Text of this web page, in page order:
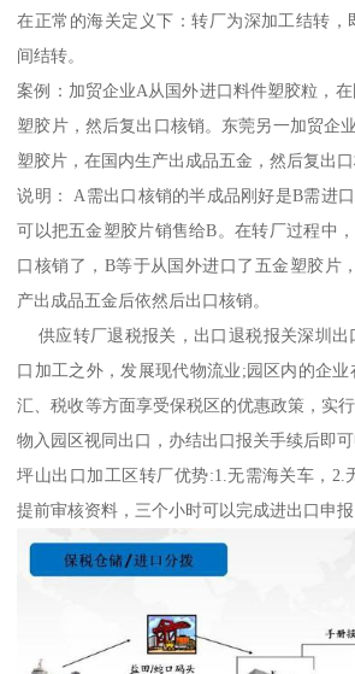
在正常的海关定义下：转厂为深加工结转，
间结转。
案例：加贸企业A从国外进口料件塑胶粒，
塑胶片，然后复出口核销。东莞另一加贸企
塑胶片，在国内生产出成品五金，然后复出口
说明： A需出口核销的半成品刚好是B需进
可以把五金塑胶片销售给B。在转厂过程中
口核销了，B等于从国外进口了五金塑胶片
产出成品五金后依然后出口核销。
供应转厂退税报关，出口退税报关深圳出
口加工之外，发展现代物流业;园区内的企
汇、税收等方面享受保税区的优惠政策，实
物入园区视同出口，办结出口报关手续后即可
坪山出口加工区转厂优势:1.无需海关车，2.
提前审核资料，三个小时可以完成进出口申报